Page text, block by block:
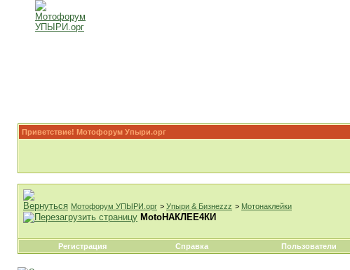
Приветствие! Мотофорум Упыри.орг
Мотофорум УПЫРИ.орг > Упыри & Бизнеzzz > Мотонаклейки
МоtоНАКЛЕЕ4КИ
Регистрация Справка Пользователи